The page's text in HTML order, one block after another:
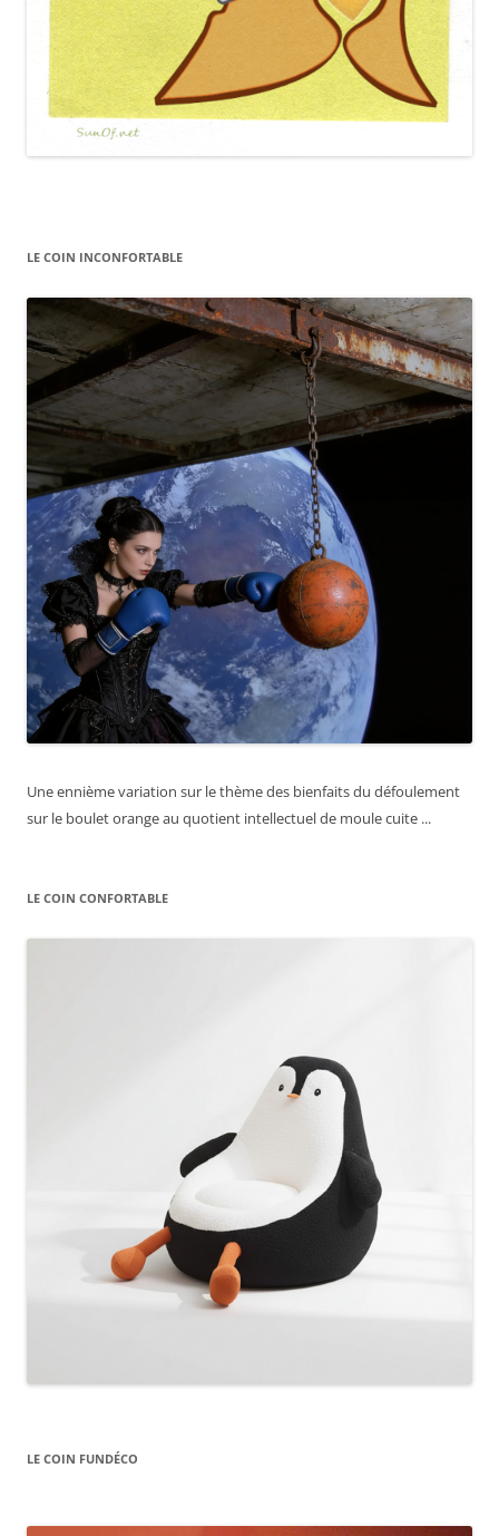
LE COIN INCONFORTABLE
Une ennième variation sur le thème des bienfaits du défoulement
sur le boulet orange au quotient intellectuel de moule cuite ...
LE COIN CONFORTABLE
LE COIN FUNDÉCO